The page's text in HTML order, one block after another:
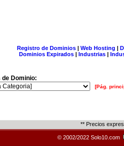
Registro de Dominios| Web Hosting |
Dominios Expirados | Industrias |
Dominio:
[Pág.
** Precios
© 2002/2022 Solo10.com